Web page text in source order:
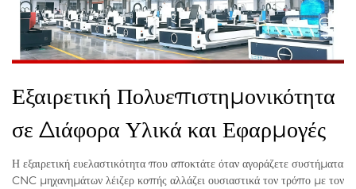
Εξαιρετική Πολυεπιστημονικότητα
σε Διάφορα Υλικά και Εφαρμογές
Η εξαιρετική ευελαστικότητα που αποκτάτε όταν αγοράζετε συστήματα
CNC μηχανημάτων λέιζερ κοπής αλλάζει ουσιαστικά τον τρόπο με τον